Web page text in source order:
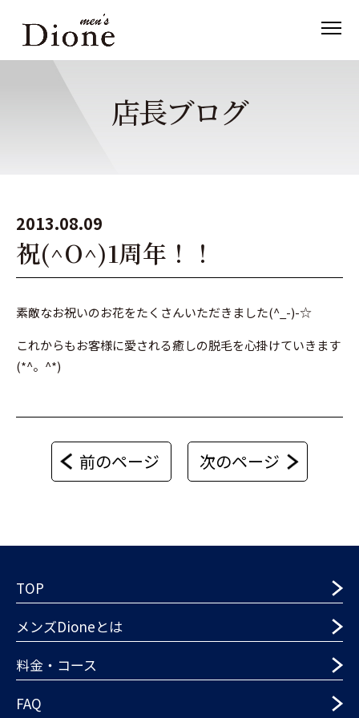
店長ブログ
2013.08.09
祝(^O^)1周年！！
素敵なお祝いのお花をたくさんいただきました(^_-)-☆
これからもお客様に愛される癒しの脱毛を心掛けていきます
(*^。^*)
前のページ 次のページ
TOP
メンズDioneとは
料金・コース
FAQ